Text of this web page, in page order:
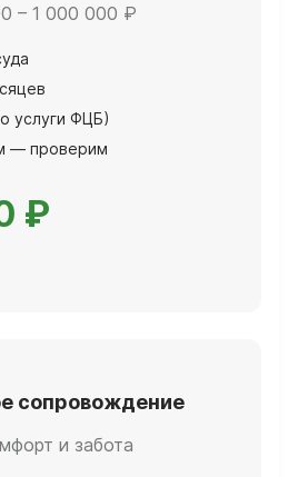
– 1 000 000 ₽
услуги ФЦБ)
— проверим
₽
сопровождение
и забота